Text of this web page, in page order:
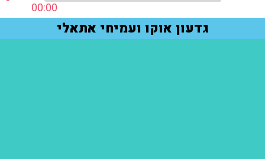
00:00
גדעון אוקו ועמיחי אתאלי